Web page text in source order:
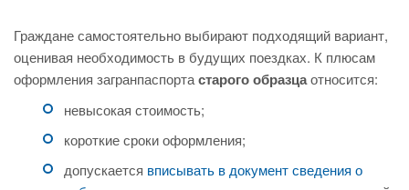
Граждане самостоятельно выбирают подходящий вариант,
оценивая необходимость в будущих поездках. К плюсам
оформления загранпаспортастарого образцаотносится:
невысокая стоимость;
короткие сроки оформления;
допускается вписывать в документ сведения о